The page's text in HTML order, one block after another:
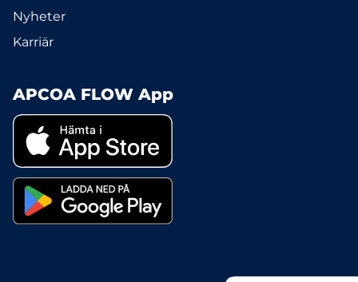
Nyheter
Karriär
APCOA FLOW App